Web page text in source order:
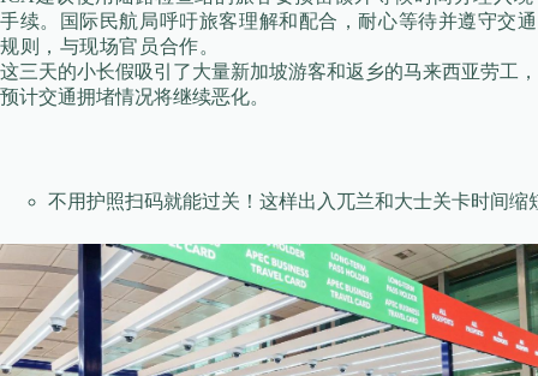
手续。国际民航局呼吁旅客理解和配合，耐心等待并遵守交通
规则，与现场官员合作。
这三天的小长假吸引了大量新加坡游客和返乡的马来西亚劳工，
预计交通拥堵情况将继续恶化。
不用护照扫码就能过关！这样出入兀兰和大士关卡时间缩